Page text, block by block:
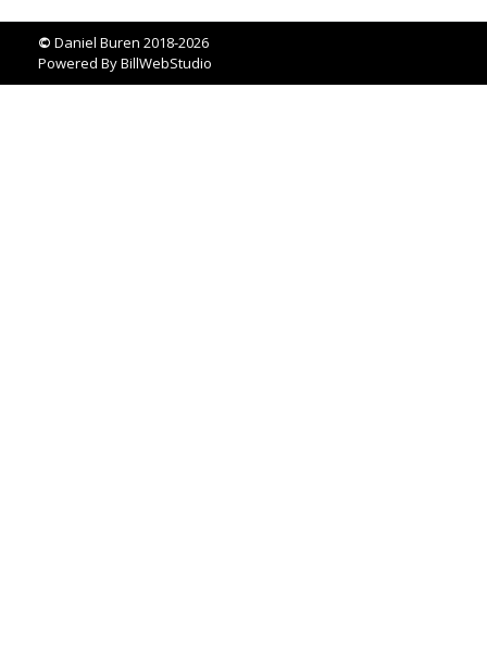
© Daniel Buren 2018-2026
Powered ByBillWebStudio